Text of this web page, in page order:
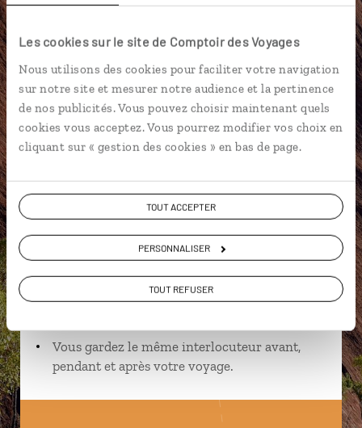
Les cookies sur le site de Comptoir des Voyages
Nous utilisons des cookies pour faciliter votre navigation
sur notre site et mesurer notre audience et la pertinence
de nos publicités. Vous pouvez choisir maintenant quels
cookies vous acceptez. Vous pourrez modifier vos choix en
cliquant sur « gestion des cookies » en bas de page.
TOUT ACCEPTER
PERSONNALISER
TOUT REFUSER
Nadine,
spécialiste Australie
Suivez vos envies et demandez conseils à nos
spécialistes
Ils sauront organiser votre itinéraire au plus
près de vos envies et de la réalité du pays.
Échangez en face à face ou depuis nos studios
connectés en agence, mais aussi par email ou
Vous gardez le même interlocuteur avant,
pendant et après votre voyage.